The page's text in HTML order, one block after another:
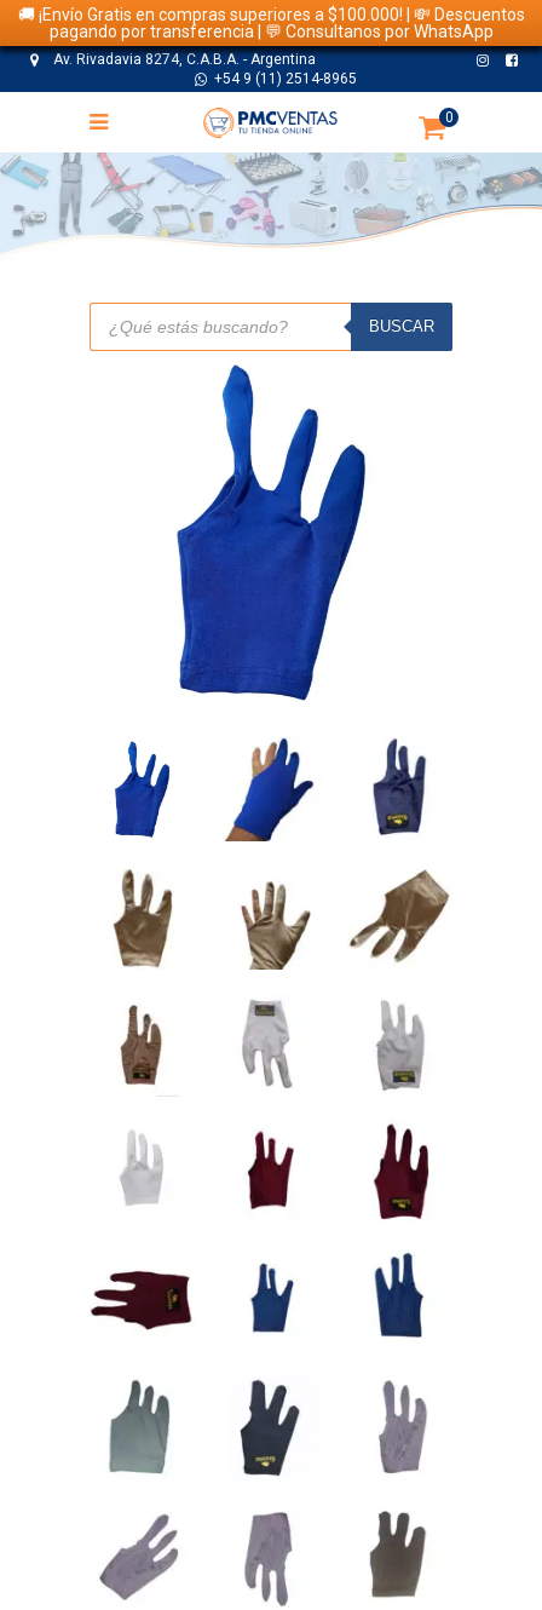
🚚 ¡Envío Gratis en compras superiores a $100.000! | 💸 Descuentos
pagando por transferencia | 💬 Consultanos por WhatsApp
Av. Rivadavia 8274, C.A.B.A. - Argentina
+54 9 (11) 2514-8965
0
TIENDA
Búsqueda
productos
BUSCAR